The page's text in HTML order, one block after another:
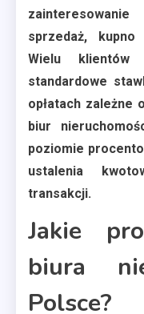
sprzedaż,
Wielu
standardowe
opłatach zależne
biur
poziomie
ustalenia
transakcji.
Jakie
biura
Polsce?